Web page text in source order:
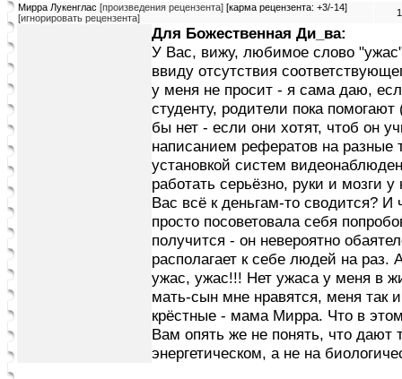
Мирра Лукенглас [произведения рецензента] [карма рецензента: +3/-14]
[игнорировать рецензента]
Для Божественная Ди_ва:
У Вас, вижу, любимое слово
ввиду отсутствия
у меня не просит - я сама даю,
студенту, родители пока
бы нет - если они хотят, чтоб он
написанием рефератов на
установкой систем
работать серьёзно, руки и мозги
Вас всё к деньгам-то сводится? И
просто посоветовала себя
получится - он невероятно
располагает к себе людей на раз.
ужас, ужас!!! Нет ужаса у меня в
мать-сын мне нравятся, меня так
крёстные - мама Мирра. Что в
Вам опять же не понять, что дают
энергетическом, а не на